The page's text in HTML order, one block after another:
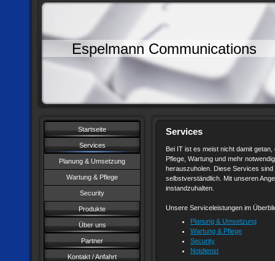
Espelmann Communications
Startseite
Services
Planung & Umsetzung
Wartung & Pflege
Security
Produkte
Über uns
Partner
Kontakt / Anfahrt
Services
Bei IT ist es meist nicht damit
Pflege, Wartung und mehr
herauszuholen. Diese Services
selbstverständlich. Mit unseren
instandzuhalten.
Unsere Serviceleistungen im
Planung & Umsetzung
Wartung & Pflege
Security
Notdienst